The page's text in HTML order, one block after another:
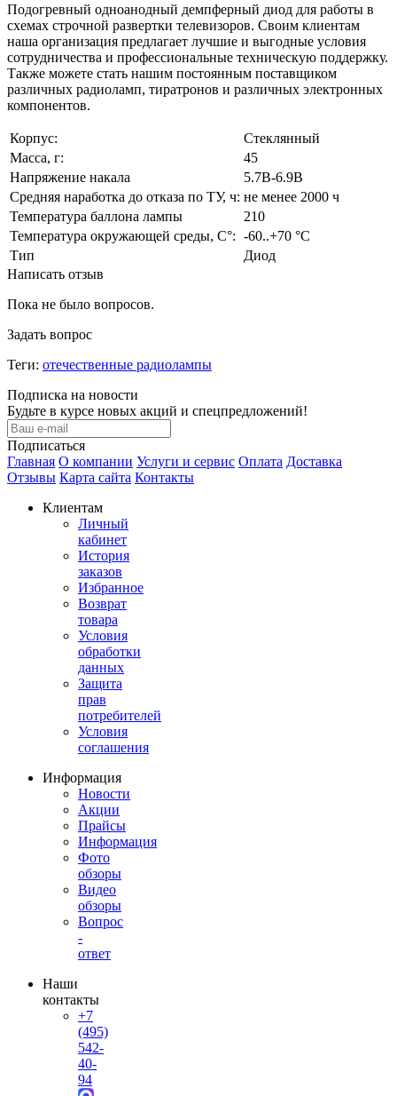
Подогревный одноанодный демпферный диод для работы в
схемах строчной развертки телевизоров. Своим клиентам
наша организация предлагает лучшие и выгодные условия
сотрудничества и профессиональные техническую поддержку.
Также можете стать нашим постоянным поставщиком
различных радиоламп, тиратронов и различных электронных
компонентов.
Корпус:
Стеклянный
Масса, г:
45
Напряжение накала
5.7В-6.9В
Средняя наработка до отказа по ТУ, ч: не менее 2000 ч
Температура баллона лампы
210
Температура окружающей среды, С°: -60..+70 °С
Тип
Диод
Написать отзыв
Пока не было вопросов.
Задать вопрос
Теги: отечественные радиолампы
Подписка на новости
Будьте в курсе новых акций и спецпредложений!
Подписаться
Главная О компании Услуги и сервис Оплата Доставка
Отзывы Карта сайта Контакты
Клиентам
Личный
кабинет
История
заказов
Избранное
Возврат
товара
Условия
обработки
данных
Защита
прав
потребителей
Условия
соглашения
Информация
Новости
Акции
Прайсы
Информация
Фото
обзоры
Видео
обзоры
Вопрос
-
ответ
Наши
контакты
+7
(495)
542-
40-
94